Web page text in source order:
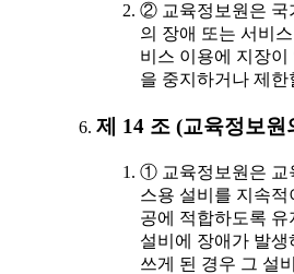
② 교육정보원은 국
의 장애 또는 서비
비스 이용에 지장
을 중지하거나 제한
제 14 조 (교육정보원
① 교육정보원은 교
스용 설비를 지속적
공에 적합하도록
설비에 장애가 발
쓰게 된 경우 그 설